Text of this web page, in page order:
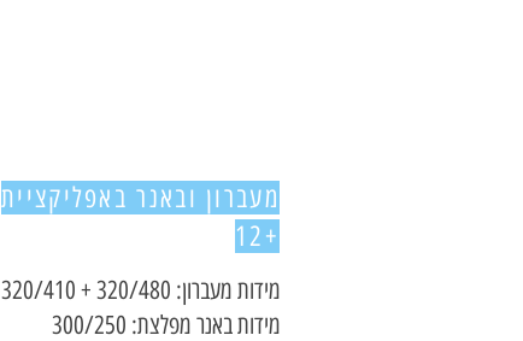
מעברון ובאנר באפליקציית
12+
מידות מעברון: 320/480 + 320/410
מידות באנר מפלצת: 300/250